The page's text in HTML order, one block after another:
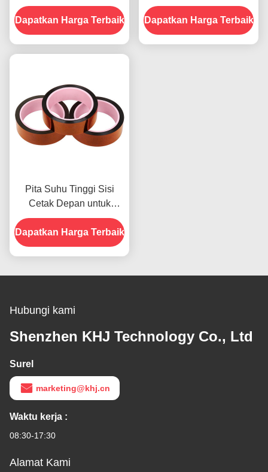
Bagian Depan
Dapatkan Harga Terbaik
menampilkan Ketahanan
Terhadap Kelembaban
dan Kekuatan Kupas
Dapatkan Harga Terbaik
Pita Suhu Tinggi Sisi
Cetak Depan untuk
Produk Dalam Stok
Dapatkan Harga Terbaik
Hubungi kami
Shenzhen KHJ Technology Co., Ltd
Surel
marketing@khj.cn
Waktu kerja :
08:30-17:30
Alamat Kami